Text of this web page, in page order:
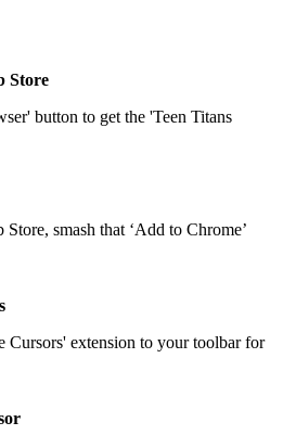
Store
button to get the 'Teen Titans
smash that ‘Add to Chrome’
Cursors' extension to your toolbar for